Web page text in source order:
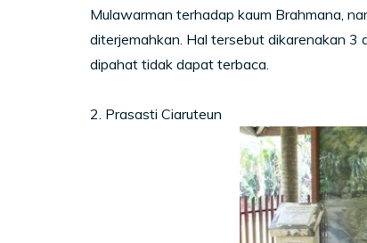
Mulawarman terhadap kaum Brahmana,
diterjemahkan. Hal tersebut dikarenakan 3
dipahat tidak dapat terbaca.
2. Prasasti Ciaruteun